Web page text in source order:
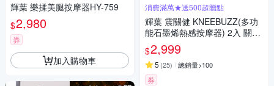
輝葉 樂揉美腿按摩器HY-759
$2,980
券
加入購物車
消費滿萬★送500超贈點
輝葉 震關健 KNEEBUZZ(多功
能石墨烯熱感按摩器) 2入 關節
按摩 膝蓋按摩 HY-762
$2,999
5 (25) 總銷量>100
券